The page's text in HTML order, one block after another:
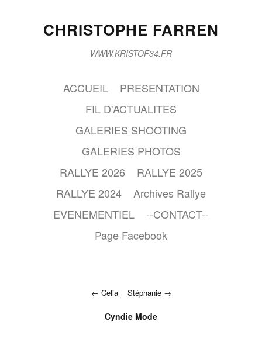
CHRISTOPHE FARREN
WWW.KRISTOF34.FR
ACCUEIL
PRESENTATION
FIL D'ACTUALITES
GALERIES SHOOTING
GALERIES PHOTOS
RALLYE 2026
RALLYE 2025
RALLYE 2024
Archives Rallye
EVENEMENTIEL
--CONTACT--
Page Facebook
Celia Stéphanie
Cyndie Mode